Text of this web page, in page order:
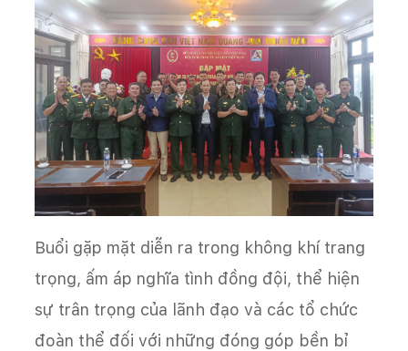
Buổi gặp mặt diễn ra trong không khí trang
trọng, ấm áp nghĩa tình đồng đội, thể hiện
sự trân trọng của lãnh đạo và các tổ chức
đoàn thể đối với những đóng góp bền bỉ